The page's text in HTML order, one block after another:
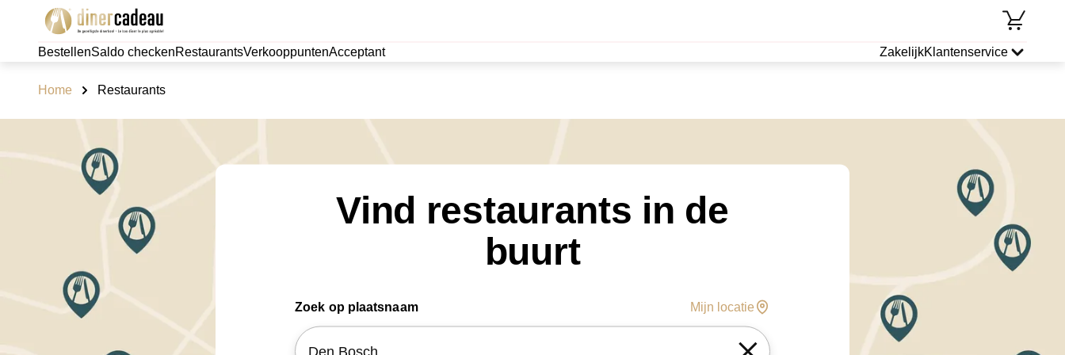
BestellenSaldo checkenRestaurantsVerkooppuntenAcceptant ZakelijkKlantenservice
Home Restaurants
Vind restaurants in de
buurt
Zoek op plaatsnaam Mijn locatie